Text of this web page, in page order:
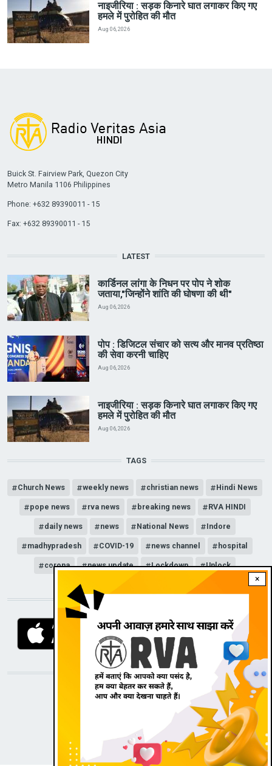
नाइजीरिया : सड़क किनारे घात लगाकर किए गए
हमले में पुरोहित की मौत
Aug 06, 2026
×
Buick St. Fairview Park, Quezon City
Metro Manila 1106 Philippines
Phone: +632 89390011 - 15
Fax: +632 89390011 - 15
LATEST
कार्डिनल लांगा के निधन पर पोप ने शोक
जताया,"जिन्होंने शांति की घोषणा की थी"
Aug 06, 2026
पोप : डिजिटल संचार को सत्य और मानव प्रतिष्ठा
की सेवा करनी चाहिए
Aug 06, 2026
नाइजीरिया : सड़क किनारे घात लगाकर किए गए
हमले में पुरोहित की मौत
Aug 06, 2026
TAGS
Church News weekly news christian news Hindi News
pope news rva news breaking news RVA HINDI
daily news news National News Indore
madhypradesh COVID-19 news channel hospital
corona news update Lockdown Unlock
DOWNLOAD RVA APP
STAY CONNECTED WITH US!